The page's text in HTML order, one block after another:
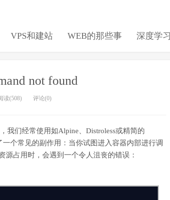
VPS和建站 WEB的那些事 深度学习
not found
读(508) 评论(0)
我们经常使用如Alpine、Distroless或精简的
个常见的副作用：当你试图进入容器内部进行调
源占用时，会遇到一个令人沮丧的错误：